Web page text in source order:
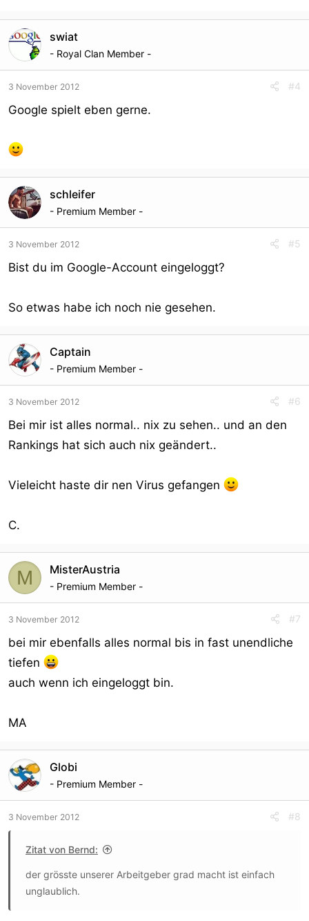
swiat
- Royal Clan Member -
3 November 2012 #4
Google spielt eben gerne.
schleifer
- Premium Member -
3 November 2012 #5
Bist du im Google-Account eingeloggt?
So etwas habe ich noch nie gesehen.
Captain
- Premium Member -
3 November 2012 #6
Bei mir ist alles normal.. nix zu sehen.. und an den
Rankings hat sich auch nix geändert..
Vieleicht haste dir nen Virus gefangen
C.
M MisterAustria
- Premium Member -
3 November 2012 #7
bei mir ebenfalls alles normal bis in fast unendliche
tiefen
auch wenn ich eingeloggt bin.
MA
Globi
- Premium Member -
3 November 2012 #8
Zitat von Bernd:
der grösste unserer Arbeitgeber grad macht ist einfach
unglaublich.